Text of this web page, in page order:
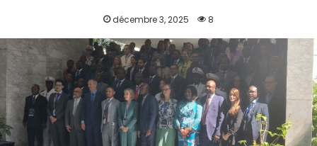
décembre 3, 2025 8